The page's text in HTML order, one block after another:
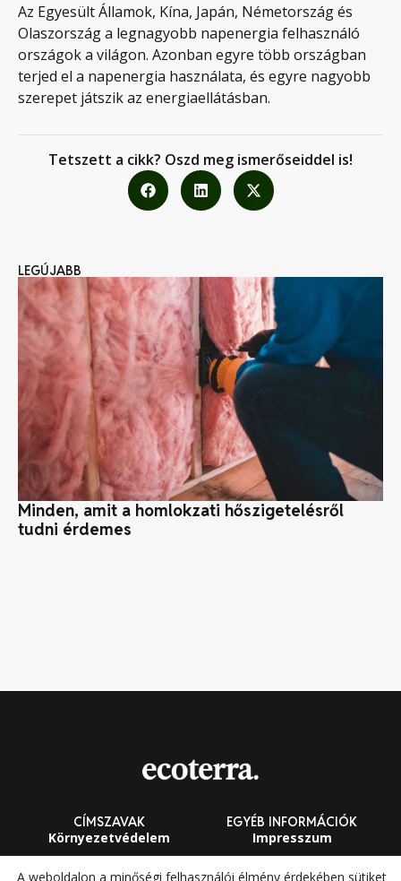
Az Egyesült Államok, Kína, Japán, Németország és
Olaszország a legnagyobb napenergia felhasználó
országok a világon. Azonban egyre több országban
terjed el a napenergia használata, és egyre nagyobb
szerepet játszik az energiaellátásban.
Tetszett a cikk? Oszd meg ismerőseiddel is!
LEGÚJABB
Minden, amit a homlokzati hőszigetelésről
tudni érdemes
CÍMSZAVAK
Környezetvédelem
Fenntarthatóság
EGYÉB INFORMÁCIÓK
Impresszum
Általános Szerződési
A weboldalon a minőségi felhasználói élmény érdekében sütiket